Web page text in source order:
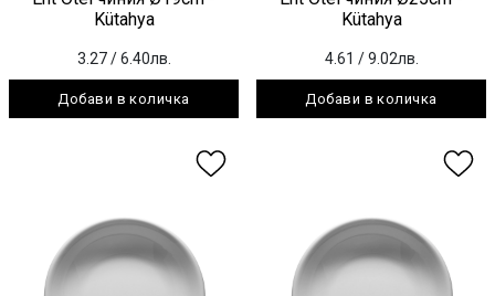
Kütahya
3.27 / 6.40лв.
Добави в количка
Kütahya
4.61 / 9.02лв.
Добави в количка